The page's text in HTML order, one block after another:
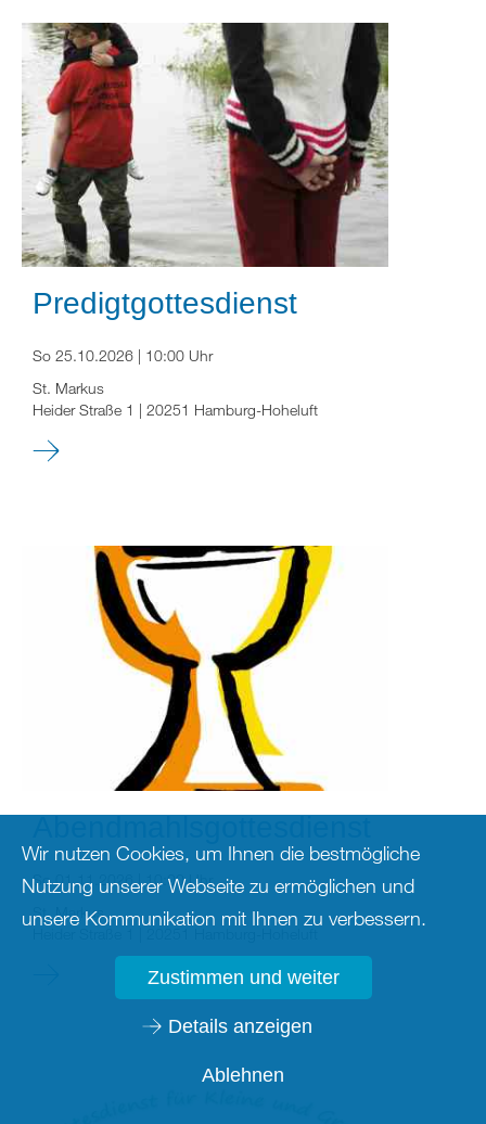
Predigtgottesdienst
So 25.10.2026 | 10:00 Uhr
St. Markus
Heider Straße 1 | 20251 Hamburg-Hoheluft
So 01.11.2026 | 10:00 Uhr
St. Markus
Wir nutzen Cookies, um Ihnen die bestmögliche
Nutzung unserer Webseite zu ermöglichen und
unsere Kommunikation mit Ihnen zu verbessern.
Zustimmen und weiter
Details anzeigen
Ablehnen